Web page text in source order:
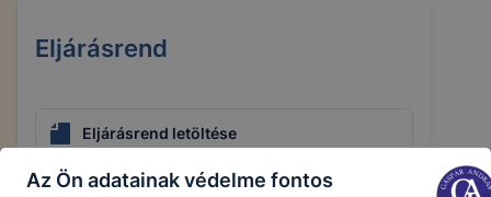
Eljárásrend
Eljárásrend letöltése
Letöltés
Az Ön adatainak védelme fontos